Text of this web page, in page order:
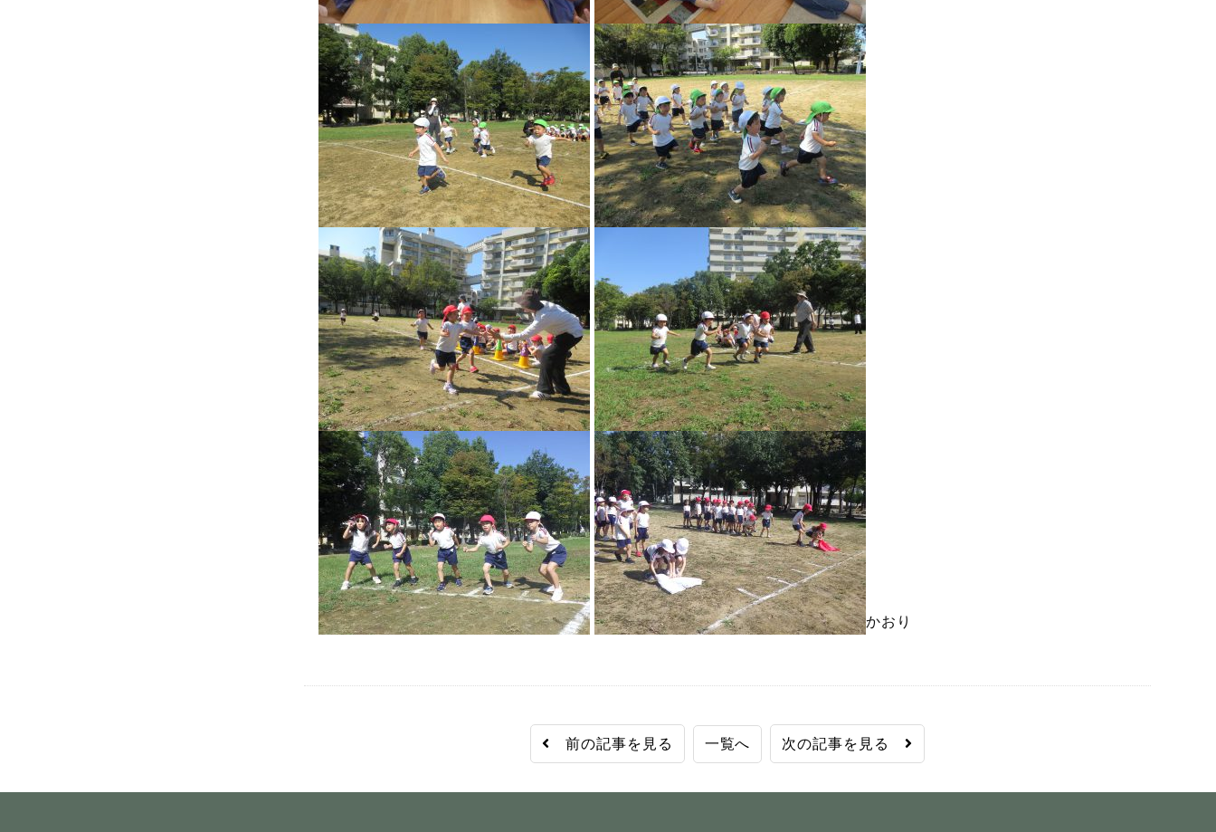
かおり
前の記事を見る 一覧へ 次の記事を見る